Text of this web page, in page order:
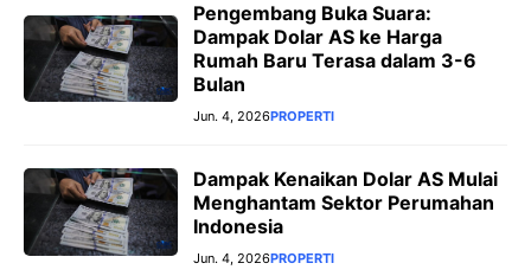
Pengembang Buka Suara:
Dampak Dolar AS ke Harga
Rumah Baru Terasa dalam 3-6
Bulan
Jun. 4, 2026PROPERTI
Dampak Kenaikan Dolar AS Mulai
Menghantam Sektor Perumahan
Indonesia
Jun. 4, 2026PROPERTI